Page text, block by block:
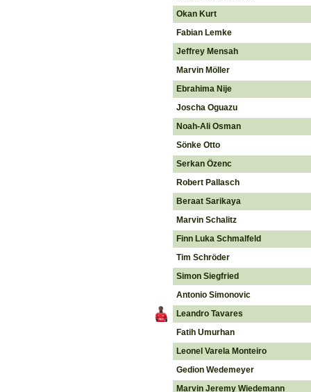
Okan Kurt
Fabian Lemke
Jeffrey Mensah
Marvin Möller
Ebrahima Nije
Joscha Oguazu
Noah-Ali Osman
Sönke Otto
Serkan Özenc
Robert Pallasch
Beraat Sarikaya
Marvin Schalitz
Finn Luka Schmalfeld
Tim Schröder
Simon Siegfried
Antonio Simonovic
Leandro Tavares
Fatih Umurhan
Leonel Varela Monteiro
Gedion Wedemeyer
Marvin Jeremy Wiedemann